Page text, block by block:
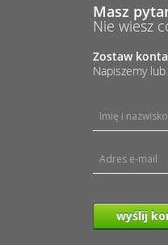
Masz
Nie wiesz
Zostaw
Napiszemy
wyślij